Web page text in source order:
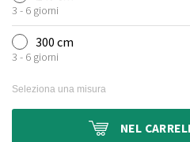
3 - 6 giorni
300 cm
3 - 6 giorni
Seleziona una misura
NEL